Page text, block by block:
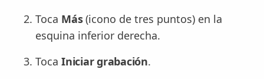
Toca Más(icono de tres puntos) en la
esquina inferior derecha.
Toca Iniciar grabación.